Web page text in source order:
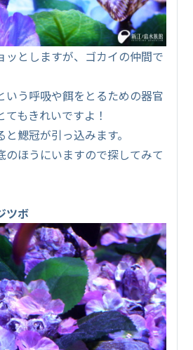
ッとしますが、ゴカイの仲間で
いう呼吸や餌をとるための器官
もきれいですよ！
鰓冠が引っ込みます。
のほうにいますので探してみて
ツボ